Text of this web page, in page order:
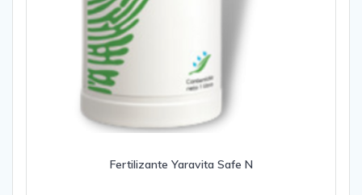
Fertilizante Yaravita Safe N